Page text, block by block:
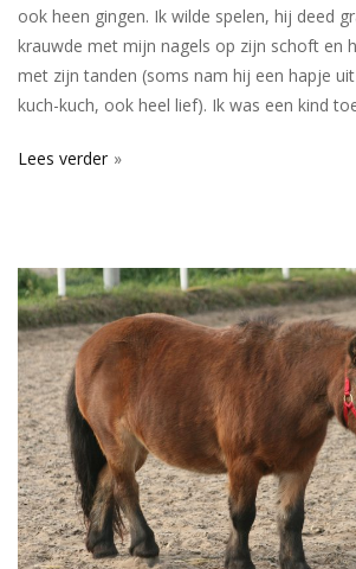
ook heen gingen. Ik wilde spelen, hij deed
krauwde met mijn nagels op zijn schoft en
met zijn tanden (soms nam hij een hapje
kuch-kuch, ook heel lief). Ik was een kind
Lees verder